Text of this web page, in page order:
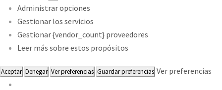
Administrar opciones
Gestionar los servicios
Gestionar {vendor_count} proveedores
Leer más sobre estos propósitos
Aceptar Denegar Ver preferencias Guardar preferencias Ver preferencias